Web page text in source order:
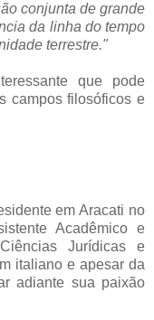
conjunta de grande
da linha do tempo
terrestre."
que pode
campos filosóficos e
em Aracati no
Acadêmico e
Jurídicas e
italiano e apesar da
adiante sua paixão